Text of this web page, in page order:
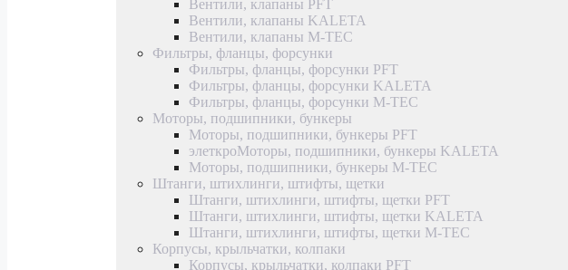
Вентили, клапаны PFT
Вентили, клапаны KALETA
Вентили, клапаны M-TEC
Фильтры, фланцы, форсунки
Фильтры, фланцы, форсунки PFT
Фильтры, фланцы, форсунки KALETA
Фильтры, фланцы, форсунки M-TEC
Моторы, подшипники, бункеры
Моторы, подшипники, бункеры PFT
элеткроМоторы, подшипники, бункеры KALETA
Моторы, подшипники, бункеры M-TEC
Штанги, штихлинги, штифты, щетки
Штанги, штихлинги, штифты, щетки PFT
Штанги, штихлинги, штифты, щетки KALETA
Штанги, штихлинги, штифты, щетки M-TEC
Корпусы, крыльчатки, колпаки
Корпусы, крыльчатки, колпаки PFT